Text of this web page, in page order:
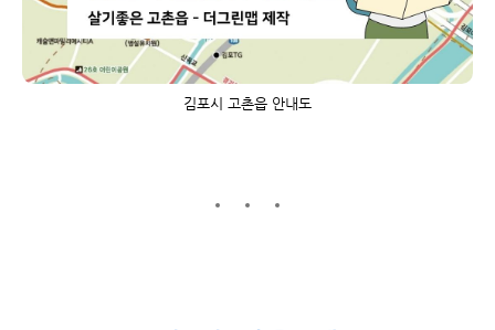
김포시 고촌읍 안내도